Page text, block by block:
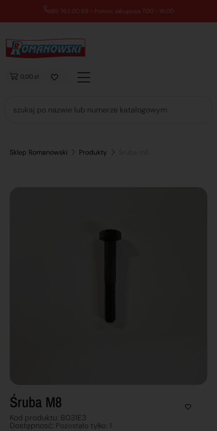
89 762 00 69 - Pomoc zakupowa 7:00 - 16:00
0,00 zł
Sklep Romanowski Produkty
Śruba M8
Kod produktu: B031E3
Dostępnosć: Pozostało tylko: 1